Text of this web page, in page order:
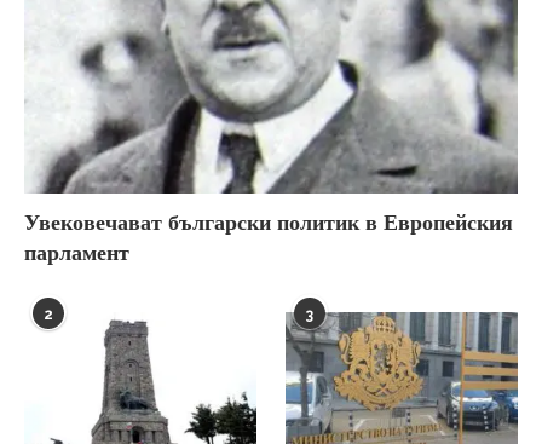
Увековечават български политик в Европейския
парламент
2 3